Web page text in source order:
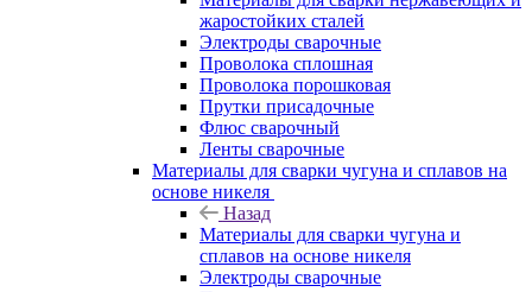
жаростойких сталей
Электроды сварочные
Проволока сплошная
Проволока порошковая
Прутки присадочные
Флюс сварочный
Ленты сварочные
Материалы для сварки чугуна и сплавов на
основе никеля
Назад
Материалы для сварки чугуна и
сплавов на основе никеля
Электроды сварочные